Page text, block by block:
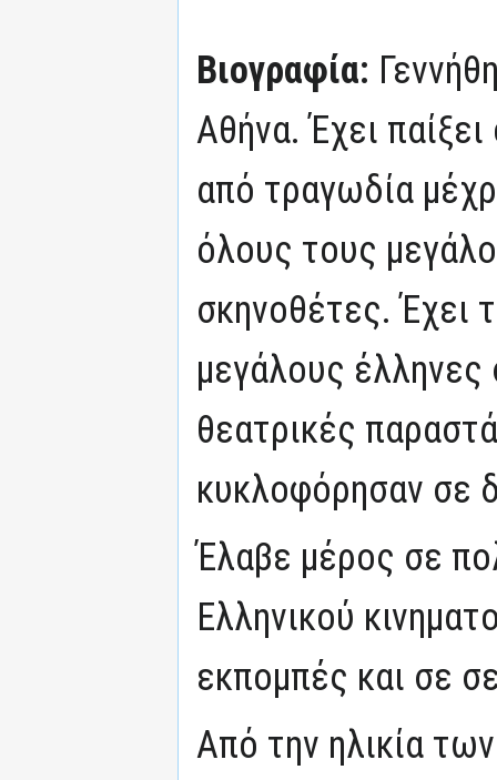
Βιογραφία:
Αθήνα. Έχει
από τραγωδία
όλους τους
σκηνοθέτες. Έχει
μεγάλους
θεατρικές
κυκλοφόρησαν σε
Έλαβε μέρος σε
Ελληνικού
εκπομπές και σε
Από την ηλικία